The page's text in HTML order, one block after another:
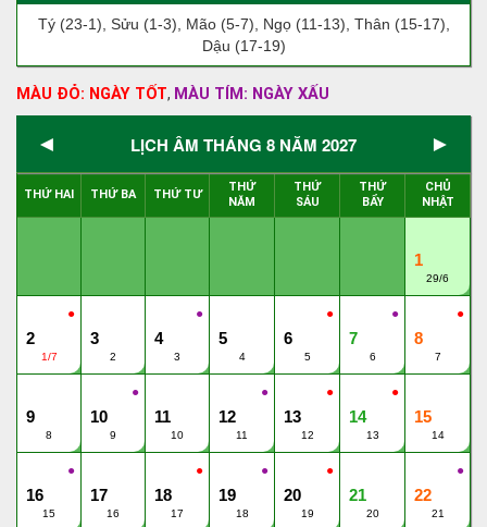
Tý (23-1), Sửu (1-3), Mão (5-7), Ngọ (11-13), Thân (15-17),
Dậu (17-19)
MÀU ĐỎ: NGÀY TỐT, MÀU TÍM: NGÀY XẤU
◄ LỊCH ÂM THÁNG 8 NĂM 2027 ►
THỨ HAI THỨ BA THỨ TƯ
THỨ
NĂM
THỨ
SÁU
THỨ
BẨY
CHỦ
NHẬT
1
29/6
●
2
1/7
3
2
●
4
3
5
4
●
6
5
●
7
6
●
8
7
9
8
●
10
9
11
10
●
12
11
●
13
12
●
14
13
15
14
●
16
15
17
16
●
18
17
●
19
18
●
20
19
21
20
●
22
21